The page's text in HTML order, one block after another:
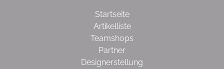
Startseite
Artikelliste
Teamshops
Partner
Designerstellung